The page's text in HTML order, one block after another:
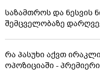
საზამთროს და ნესვის
შემცველობაზე
რა პასუხი აქვთ
ოპოზიციაში -